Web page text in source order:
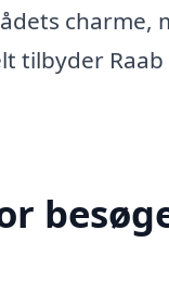
tilbyder